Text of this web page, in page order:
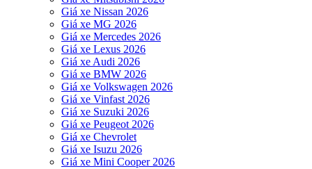
Giá xe Nissan 2026
Giá xe MG 2026
Giá xe Mercedes 2026
Giá xe Lexus 2026
Giá xe Audi 2026
Giá xe BMW 2026
Giá xe Volkswagen 2026
Giá xe Vinfast 2026
Giá xe Suzuki 2026
Giá xe Peugeot 2026
Giá xe Chevrolet
Giá xe Isuzu 2026
Giá xe Mini Cooper 2026